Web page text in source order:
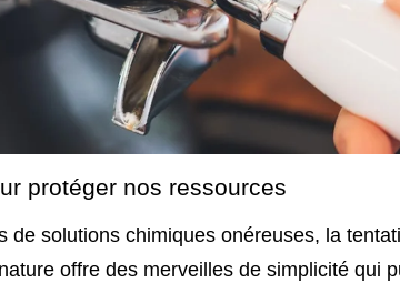
protéger nos ressources
de solutions chimiques onéreuses, la
offre des merveilles de simplicité qui